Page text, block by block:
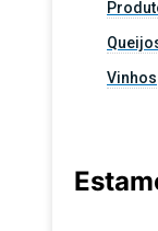
Vinhos